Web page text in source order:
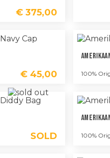
€ 375,00
€ 45,00 100%
SOLD 100%